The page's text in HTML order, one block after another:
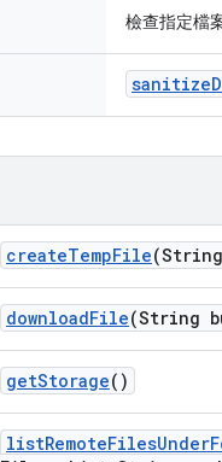
檢查指定檔
sanitize
createTempFile
downloadFile(String
getStorage()
listRemoteFilesUnder